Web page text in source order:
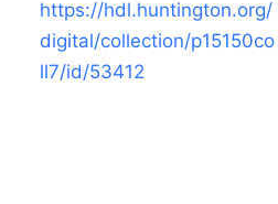
https://hdl.huntington.org/
digital/collection/p15150co
ll7/id/53412